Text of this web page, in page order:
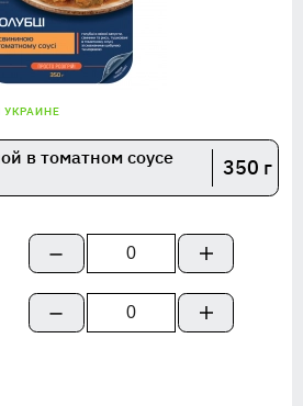
в томатном соусе
350 г